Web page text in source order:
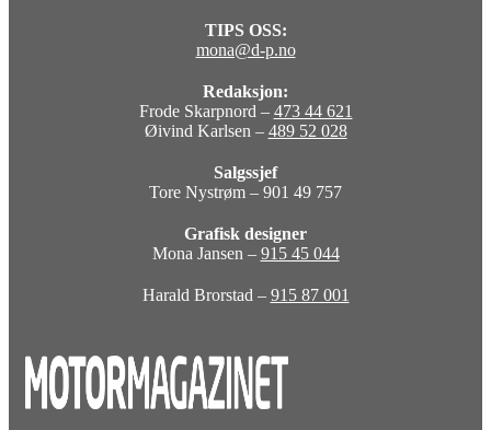
TIPS OSS:
mona@d-p.no
Redaksjon:
Frode Skarpnord – 473 44 621
Øivind Karlsen – 489 52 028
Salgssjef
Tore Nystrøm – 901 49 757
Grafisk designer
Mona Jansen – 915 45 044
Harald Brorstad – 915 87 001